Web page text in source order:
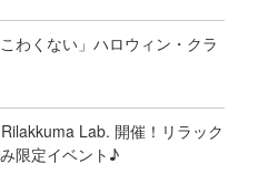
わくない」ハロウィン・クラ
Lab. 開催！リラック
限定イベント♪